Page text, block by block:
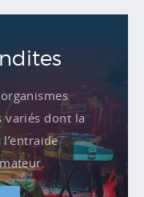
variés dont la